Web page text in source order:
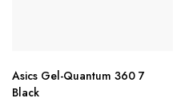
Asics Gel-Quantum 360 7
Black